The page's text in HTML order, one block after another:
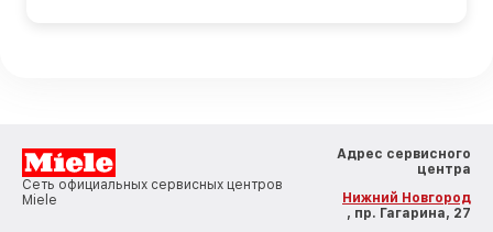
Сеть официальных сервисных центров
Miele
Адрес сервисного
центра
Нижний Новгород
, пр. Гагарина, 27